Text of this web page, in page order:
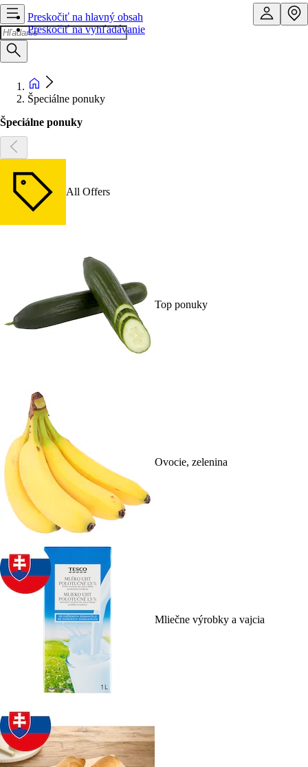
Preskočiť na hlavný obsah
Preskočiť na vyhľadávanie
Špeciálne ponuky
Špeciálne ponuky
All Offers
Top ponuky
Ovocie, zelenina
Mliečne výrobky a vajcia